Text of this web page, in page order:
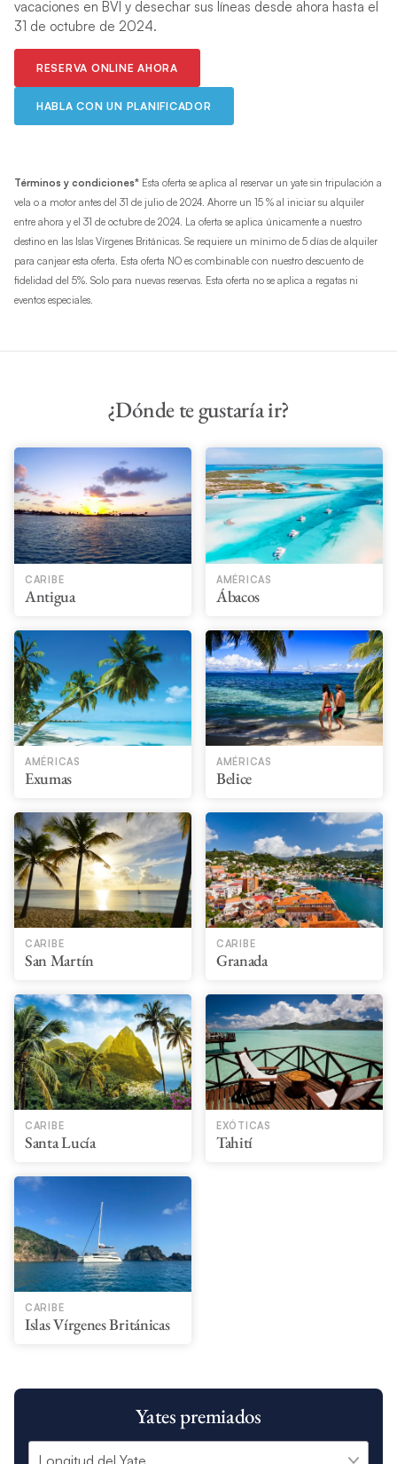
vacaciones en BVI y desechar sus líneas desde ahora hasta el
31 de octubre de 2024.
RESERVA ONLINE AHORA
HABLA CON UN PLANIFICADOR
Términos y condiciones*Esta oferta se aplica al reservar un yate sin tripulación a
vela o a motor antes del 31 de julio de 2024. Ahorre un 15 % al iniciar su alquiler
entre ahora y el 31 de octubre de 2024. La oferta se aplica únicamente a nuestro
destino en las Islas Vírgenes Británicas. Se requiere un mínimo de 5 días de alquiler
para canjear esta oferta. Esta oferta NO es combinable con nuestro descuento de
fidelidad del 5%. Solo para nuevas reservas. Esta oferta no se aplica a regatas ni
eventos especiales.
¿Dónde te gustaría ir?
CARIBE
Antigua
AMÉRICAS
Ábacos
AMÉRICAS
Exumas
AMÉRICAS
Belice
CARIBE
San Martín
CARIBE
Granada
CARIBE
Santa Lucía
EXÓTICAS
Tahití​
CARIBE
Islas Vírgenes Británicas
Yates premiados